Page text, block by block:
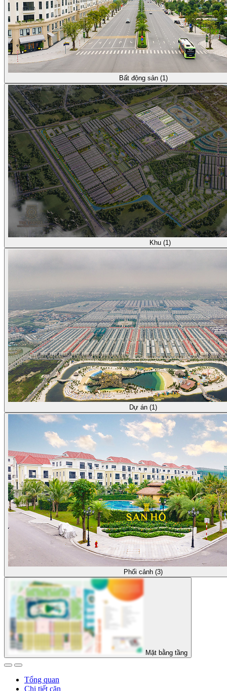
Bất động sản (1)
Khu (1)
Dự án (1)
Phối cảnh (3)
Mặt bằng tầng
Tổng quan
Chi tiết căn